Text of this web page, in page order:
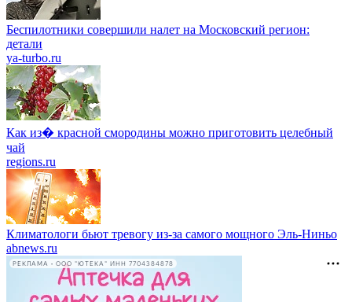
Беспилотники совершили налет на Московский регион:
детали
ya-turbo.ru
Как из� красной смородины можно приготовить целебный
чай
regions.ru
Климатологи бьют тревогу из-за самого мощного Эль-Ниньо
abnews.ru
РЕКЛАМА • ООО "ЮТЕКА" ИНН 7704384878